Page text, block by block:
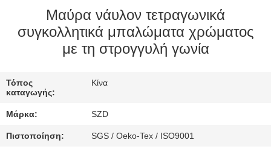
ΕΡΓΟΣΤΆΣΙΟ
ΠΟΙΌΤΗΤΑΣ
Μαύρα νάυλον τετραγωνικά
συγκολλητικά μπαλώματα χρώματος
με τη στρογγυλή γωνία
Τόπος
καταγωγής:
Κίνα
Μάρκα: SZD
Πιστοποίηση: SGS / Oeko-Tex / ISO9001